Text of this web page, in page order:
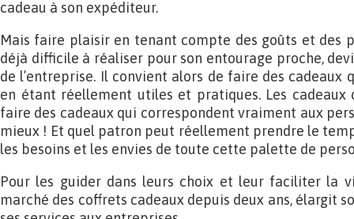
cadeau à son expéditeur.
Mais faire plaisir en tenant compte des goûts et des
déjà difficile à réaliser pour son entourage proche,
de l’entreprise. Il convient alors de faire des cadeaux
en étant réellement utiles et pratiques. Les cadeaux
faire des cadeaux qui correspondent vraiment aux
mieux ! Et quel patron peut réellement prendre le
les besoins et les envies de toute cette palette de
Pour les guider dans leurs choix et leur faciliter la
marché des coffrets cadeaux depuis deux ans, élargit